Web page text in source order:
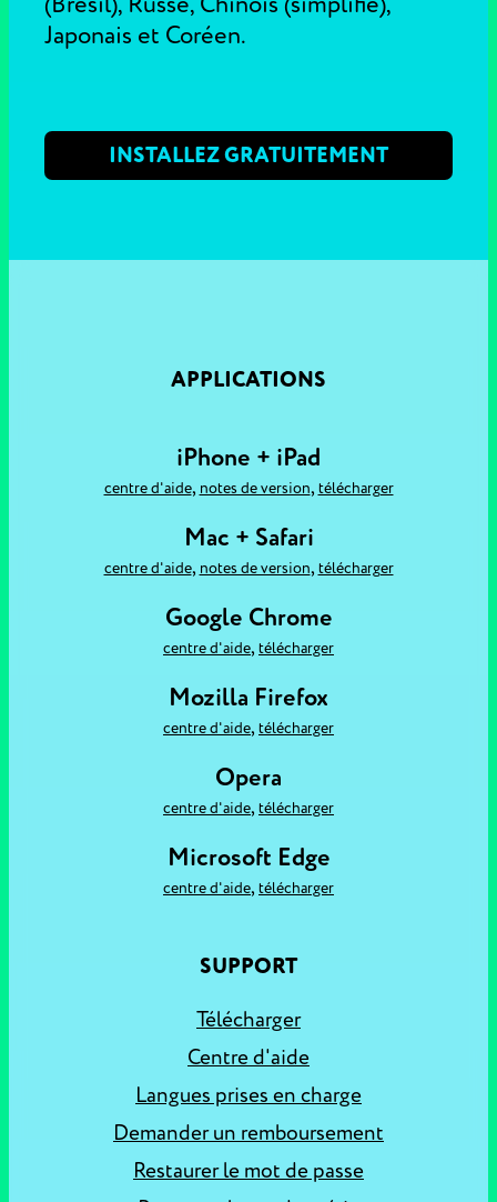
Japonais et Coréen.
INSTALLEZ GRATUITEMENT
APPLICATIONS
iPhone + iPad
centre d'aide, notes de version, télécharger
Mac + Safari
centre d'aide, notes de version, télécharger
Google Chrome
centre d'aide, télécharger
Mozilla Firefox
centre d'aide, télécharger
Opera
centre d'aide, télécharger
Microsoft Edge
centre d'aide, télécharger
SUPPORT
Télécharger
Centre d'aide
Langues prises en charge
Demander un remboursement
Restaurer le mot de passe